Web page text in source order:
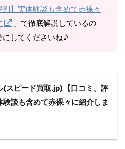
判】実体験談も含めて赤裸々
」で徹底解説しているの
にしてくださいね♪
(スピード買取.jp)【口コミ、評
験談も含めて赤裸々に紹介しま